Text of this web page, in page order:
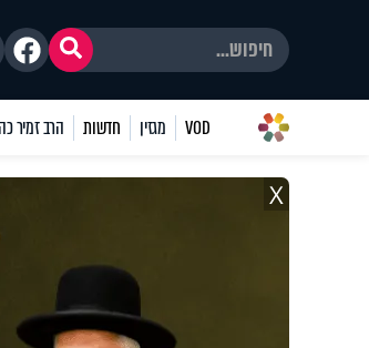
VOD מגזין חדשות הרב זמיר
X